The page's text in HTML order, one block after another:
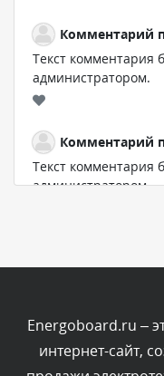
Комментарий
Текст комментария
администратором.
Комментарий
Текст комментария
администратором.
Комментарий
Energoboard.ru –
интернет-сайт,